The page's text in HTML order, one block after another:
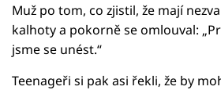
Muž po tom, co zjistil, že mají
kalhoty a pokorně se omlouval:
jsme se unést.“
Teenageři si pak asi řekli, že by